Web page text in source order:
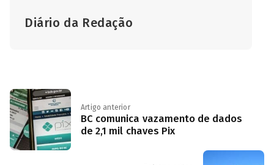
Diário da Redação
Artigo anterior
BC comunica vazamento de dados
de 2,1 mil chaves Pix